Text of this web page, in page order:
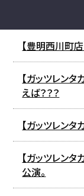
【豊明西川町店
【ガッツレン
えば？？？
【ガッツレン
【ガッツレン
公演。